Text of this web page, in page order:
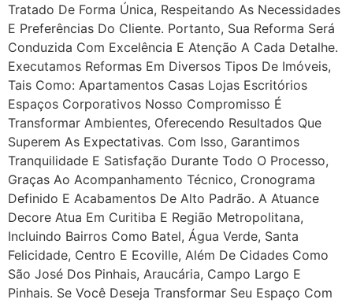
Tratado De Forma Única, Respeitando As Necessidades
E Preferências Do Cliente. Portanto, Sua Reforma Será
Conduzida Com Excelência E Atenção A Cada Detalhe.
Executamos Reformas Em Diversos Tipos De Imóveis,
Tais Como: Apartamentos Casas Lojas Escritórios
Espaços Corporativos Nosso Compromisso É
Transformar Ambientes, Oferecendo Resultados Que
Superem As Expectativas. Com Isso, Garantimos
Tranquilidade E Satisfação Durante Todo O Processo,
Graças Ao Acompanhamento Técnico, Cronograma
Definido E Acabamentos De Alto Padrão. A Atuance
Decore Atua Em Curitiba E Região Metropolitana,
Incluindo Bairros Como Batel, Água Verde, Santa
Felicidade, Centro E Ecoville, Além De Cidades Como
São José Dos Pinhais, Araucária, Campo Largo E
Pinhais. Se Você Deseja Transformar Seu Espaço Com